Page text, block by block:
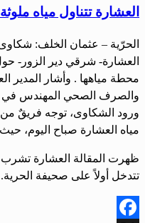
العشارة تتناول مياه
الحرّية – عثمان الخلف:
العشارة- شرقي دير الزور-
محطة مياهها . وأشار المدير
والصرف الصحي المهندس في
ورود الشكاوى، توجه فريقٌ من
مياه العشارة صباح اليوم،
ظهرت المقالة العشارة تشرب
تتدخل أولاً على صحيفة الحرية.